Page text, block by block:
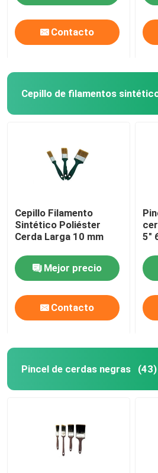
Deja un
Productos
Visita a la fábrica
Contacto
Cepillo de filamentos
Cepillo Filamento
Sintético Poliéster
Cerda Larga 10 mm
Mejor precio
Contacto
5"
Pincel de cerdas negras (43)